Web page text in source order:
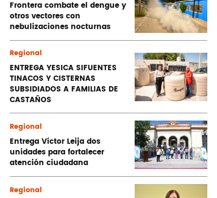
Frontera combate el dengue y
otros vectores con
nebulizaciones nocturnas
Regional
ENTREGA YESICA SIFUENTES
TINACOS Y CISTERNAS
SUBSIDIADOS A FAMILIAS DE
CASTAÑOS
Regional
Entrega Víctor Leija dos
unidades para fortalecer
atención ciudadana
Regional